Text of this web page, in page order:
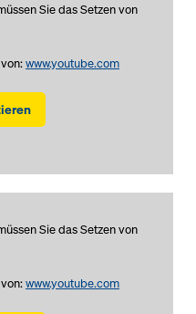
Sie das Setzen von
www.youtube.com
Sie das Setzen von
www.youtube.com